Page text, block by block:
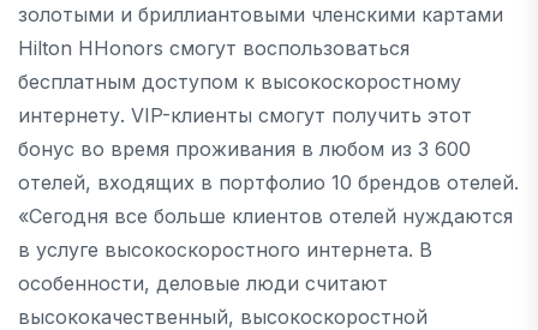
золотыми и бриллиантовыми членскими картами
Hilton HHonors смогут воспользоваться
бесплатным доступом к высокоскоростному
интернету. VIP-клиенты смогут получить этот
бонус во время проживания в любом из 3 600
отелей, входящих в портфолио 10 брендов отелей.
«Сегодня все больше клиентов отелей нуждаются
в услуге высокоскоростного интернета. В
особенности, деловые люди считают
высококачественный, высокоскоростной